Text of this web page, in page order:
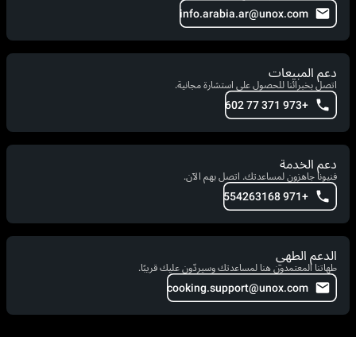
info.arabia.ar@unox.com
دعم المبيعات
اتصل بخبرائنا للحصول على استشارة مجانية.
+973 371 77 602
دعم الخدمة
فنيونا جاهزون لمساعدتك. اتصل بهم الآن.
+971 554263168
الدعم الطهي
طهاتنا المعتمدون هنا لمساعدتك وسيردّون عليك قريبًا.
cooking.support@unox.com